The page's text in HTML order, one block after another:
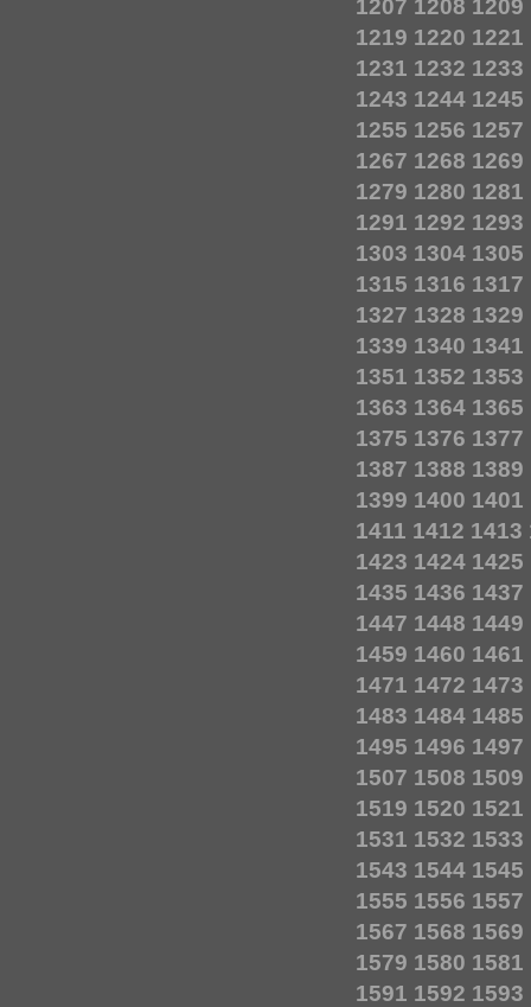
1207 1208 1209
1219 1220 1221
1231 1232 1233
1243 1244 1245
1255 1256 1257
1267 1268 1269
1279 1280 1281
1291 1292 1293
1303 1304 1305
1315 1316 1317
1327 1328 1329
1339 1340 1341
1351 1352 1353
1363 1364 1365
1375 1376 1377
1387 1388 1389
1399 1400 1401
1411 1412 1413
1423 1424 1425
1435 1436 1437
1447 1448 1449
1459 1460 1461
1471 1472 1473
1483 1484 1485
1495 1496 1497
1507 1508 1509
1519 1520 1521
1531 1532 1533
1543 1544 1545
1555 1556 1557
1567 1568 1569
1579 1580 1581
1591 1592 1593